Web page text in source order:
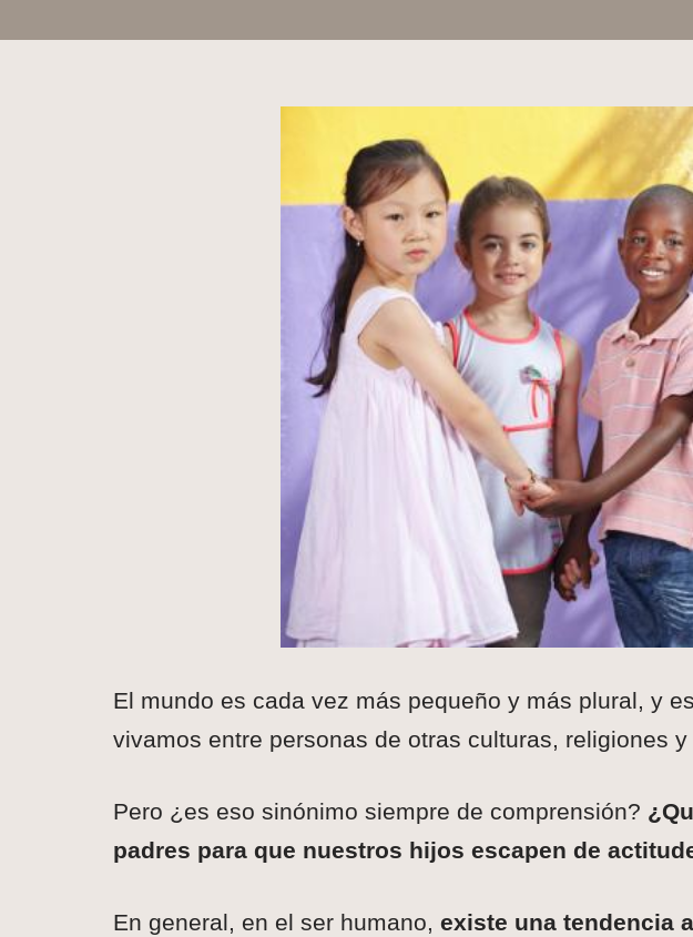
El mundo es cada vez más pequeño y más plural, y
vivamos entre personas de otras culturas, religiones
Pero ¿es eso sinónimo siempre de comprensión?
padres para que nuestros hijos escapen de
En general, en el ser humano, existe una tendencia